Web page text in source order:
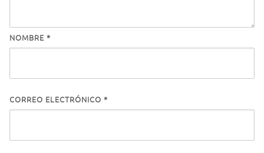
NOMBRE *
CORREO ELECTRÓNICO *